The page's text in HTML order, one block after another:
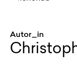
Autor_in